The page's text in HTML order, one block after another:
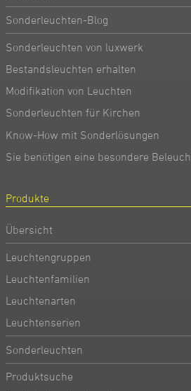
Sonderleuchten-Blog
Sonderleuchten von luxwerk
Bestandsleuchten erhalten
Modifikation von Leuchten
Sonderleuchten für Kirchen
Know-How mit Sonderlösungen
Sie benötigen eine besondere
Produkte
Übersicht
Leuchtengruppen
Leuchtenfamilien
Leuchtenarten
Leuchtenserien
Sonderleuchten
Produktsuche